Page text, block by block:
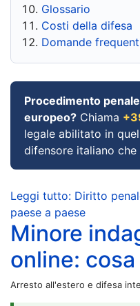
Glossario
Costi della difesa
Domande
Procedimento
europeo? Chiama
legale abilitato in
difensore italiano
Leggi tutto: Diritto
paese a paese
Minore
online:
Arresto all'estero e difesa